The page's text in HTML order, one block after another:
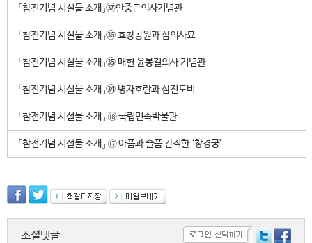
「참전기념 시설물 소개」㊲안중근의사기념관
「참전기념 시설물 소개」㊱ 효창공원과 삼의사묘
「참전기념 시설물 소개」㉟ 매헌 윤봉길의사 기념관
「참전기념 시설물 소개」㉞ 병자호란과 삼전도비
「참전기념 시설물 소개」 ⑱ 국립민속박물관
「참전기념 시설물 소개」 ⑰ 아픔과 슬픔 간직한 ‘창경궁’
소셜댓글